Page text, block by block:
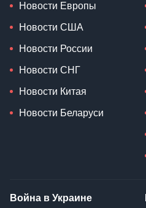
Новости Европы
Новости США
Новости России
Новости СНГ
Новости Китая
Новости Беларуси
Война в Украине